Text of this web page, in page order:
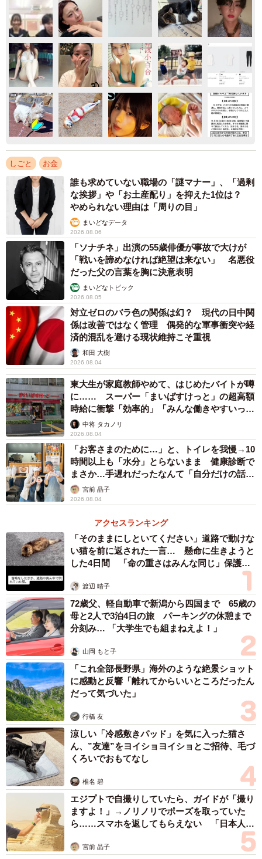
しごと お金
誰も求めていない職場の「謎マナー」、「過剰
な挨拶」や「お土産配り」を抑えた1位は？
やめられない理由は「周りの目」
まいどなデータ
2026.08.06
「ソナチネ」出演の55歳俳優が事故で大けが
「戦いを諦めなければ絶望は来ない」 名悪役
だった父の言葉を胸に決意表明
まいどなトピック
2026.08.05
対立ゼロのバラ色の関係は幻？ 現代の日中関
係は改善ではなく管理 偶発的な軍事衝突や経
済的混乱を避ける現状維持こそ重視
和田 大樹
2026.08.04
東大生が家庭教師やめて、はじめたバイトが噂
に…… スーパー「まいばすけっと」の超高額
時給に衝撃「効率的」「みんな働きやすいって
言ってる」
中将 タカノリ
2026.08.04
「お客さまのために…」と、トイレを我慢→10
時間以上も「水分」とらないまま 健康診断で
まさか…手遅れだったなんて「自分だけの話で
はなく、日本中で起きている問題では？」
宮前 晶子
2026.08.04
アクセスランキング
「そのままにしといてください」道路で動けな
い猫を前に返された一言… 懸命に生きようと
した4日間 「命の重さはみんな同じ」保護団
渡辺 晴子
72歳父、軽自動車で新潟から四国まで 65歳の
母と2人で3泊4日の旅 パーキングの休憩まで
分刻み… 「大学生でも組まねえよ！」
山岡 もと子
「これ全部長野県」海外のような絶景ショット
に感動と反響「離れてからいいところだったん
だって気づいた」
行橋 友
涼しい「冷感敷きパッド」を気に入った猫さ
ん、”友達”をヨイショヨイショとご招待、毛づ
くろいでおもてなし
椎名 碧
エジプトで自撮りしていたら、ガイドが「撮り
ますよ！」→ノリノリでポーズを取っていた
ら……スマホを返してもらえない 「日本人は
カモ代表かも」「私は6時間で3万円払った」
宮前 晶子